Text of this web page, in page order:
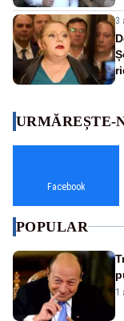
3
URMĂREȘTE-
Facebook
POPULAR
1